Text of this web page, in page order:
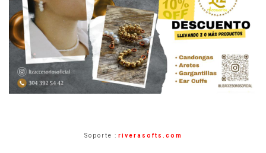
Soporte : riverasofts.com